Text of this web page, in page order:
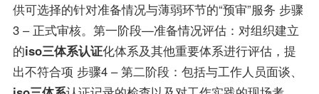
供可选择的针对准备情况与薄弱环节的“预审”服务 步骤
3 – 正式审核。第一阶段—准备情况评估：对组织建立
的iso三体系认证化体系及其他重要体系进行评估，提
出不符合项 步骤4 – 第二阶段：包括与工作人员面谈、